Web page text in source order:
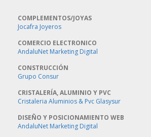
COMPLEMENTOS/JOYAS
Jocafra Joyeros
COMERCIO ELECTRONICO
AndaluNet Marketing Digital
CONSTRUCCIÓN
Grupo Consur
CRISTALERÍA, ALUMINIO Y PVC
Cristaleria Aluminios & Pvc Glasysur
DISEÑO Y POSICIONAMIENTO WEB
AndaluNet Marketing Digital